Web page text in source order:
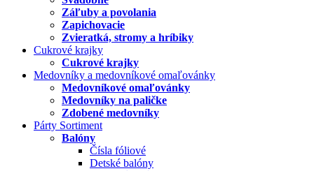
Záľuby a povolania
Zapichovacie
Zvieratká, stromy a hríbiky
Cukrové krajky
Cukrové krajky
Medovníky a medovníkové omaľovánky
Medovníkové omaľovánky
Medovníky na paličke
Zdobené medovníky
Párty Sortiment
Balóny
Čísla fóliové
Detské balóny